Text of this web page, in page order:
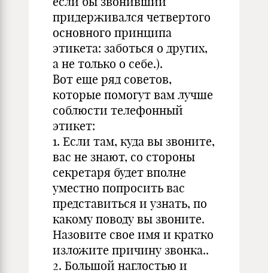
придерживался четвертого
основного принципа
этикета: заботься о других,
а не только о себе.).
Вот еще ряд советов,
которые помогут вам лучше
соблюсти телефонный
этикет:
1. Если там, куда вы звоните,
вас не знают, со стороны
секретаря будет вполне
уместно попросить вас
представиться и узнать, по
какому поводу вы звоните.
Назовите свое имя и кратко
изложите причину звонка..
2. Большой наглостью и